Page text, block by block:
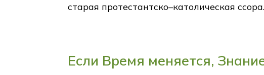
старая протестантско–католическая ссора.
Если Время меняется,